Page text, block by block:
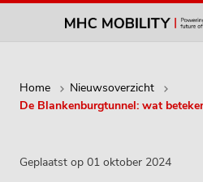
Home
Nieuwsoverzicht
De Blankenburgtunnel: wat
Geplaatst op 01 oktober 2024